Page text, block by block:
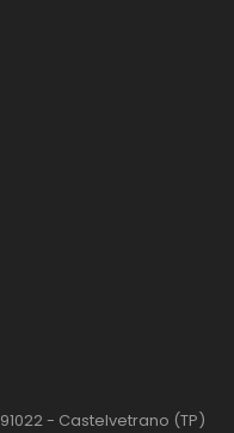
91022 - Castelvetrano (TP)